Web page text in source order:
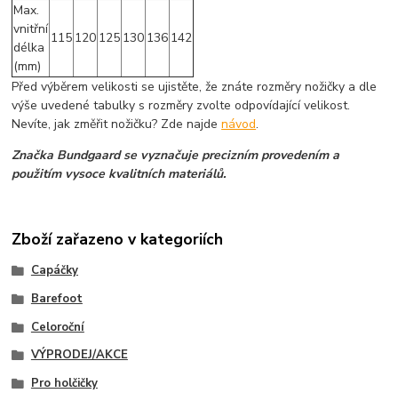
Max.
vnitřní
délka
(mm)
115 120 125 130 136 142
Před výběrem velikosti se ujistěte, že znáte rozměry nožičky a dle
výše uvedené tabulky s rozměry zvolte odpovídající velikost.
Nevíte, jak změřit nožičku? Zde najdenávod.
Značka Bundgaard se vyznačuje precizním provedením a
použitím vysoce kvalitních materiálů.
Zboží zařazeno v kategoriích
Capáčky
Barefoot
Celoroční
VÝPRODEJ/AKCE
Pro holčičky